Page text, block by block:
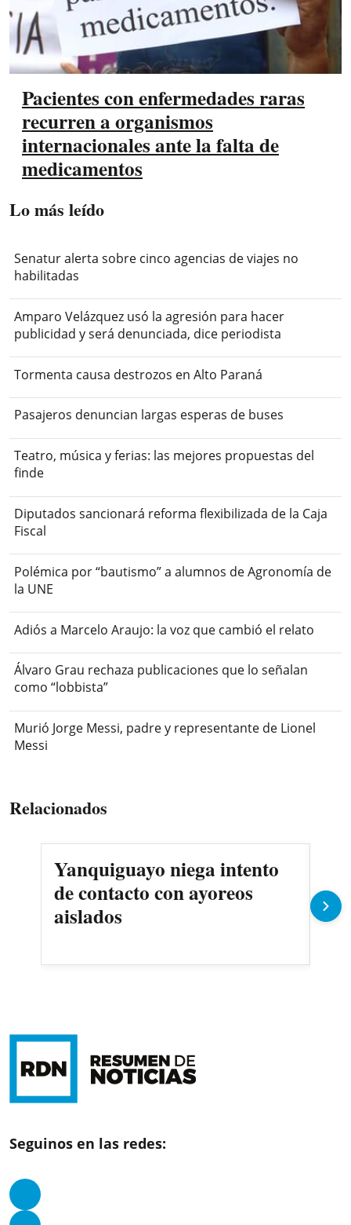
Pacientes con enfermedades raras
recurren a organismos
internacionales ante la falta de
medicamentos
Lo más leído
Senatur alerta sobre cinco agencias de viajes no
habilitadas
Amparo Velázquez usó la agresión para hacer
publicidad y será denunciada, dice periodista
Tormenta causa destrozos en Alto Paraná
Pasajeros denuncian largas esperas de buses
Teatro, música y ferias: las mejores propuestas del
finde
Diputados sancionará reforma flexibilizada de la Caja
Fiscal
Polémica por “bautismo” a alumnos de Agronomía de
la UNE
Adiós a Marcelo Araujo: la voz que cambió el relato
Álvaro Grau rechaza publicaciones que lo señalan
como “lobbista”
Murió Jorge Messi, padre y representante de Lionel
Messi
Relacionados
Yanquiguayo niega intento
de contacto con ayoreos
aislados
Seguinos en las redes: